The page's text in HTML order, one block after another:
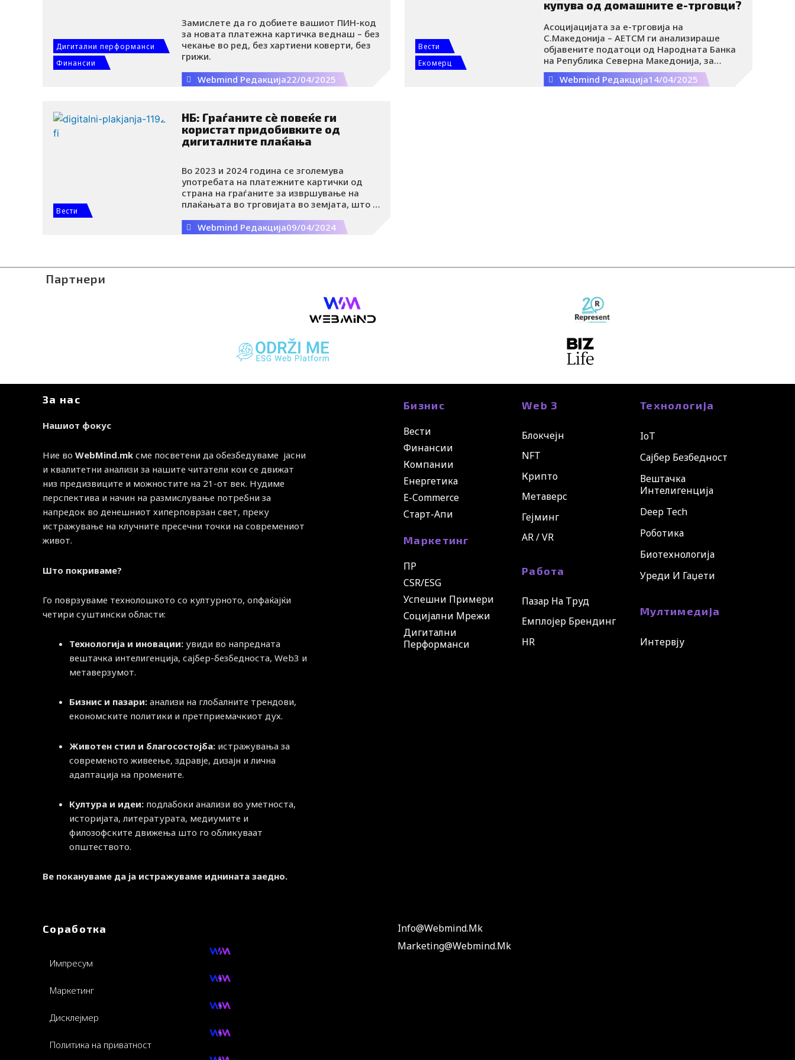
Дигитални перформанси
Финансии
Замислете да го добиете вашиот ПИН-код
за новата платежна картичка веднаш – без
чекање во ред, без хартиени коверти, без
грижи.
Webmind Редакција22/04/2025
Вести
Екомерц
купува од домашните е-трговци?
Асоцијацијата за е-трговија на
С.Македонија – АЕТСМ ги анализираше
објавените податоци од Народната Банка
на Република Северна Македонија, за
платежни трансакции со платежни картички
според типот на уредот (географска
Webmind Редакција14/04/2025
Вести
НБ: Граѓаните сѐ повеќе ги
користат придобивките од
дигиталните плаќања
Во 2023 и 2024 година се зголемува
употребата на платежните картички од
страна на граѓаните за извршување на
плаќањата во трговијата во земјата, што се
на бројот и вредноста на плаќањата при
што за 18 проценти е зголемен бројот на
Webmind Редакција09/04/2024
Партнери
За нас
Нашиот фокус
Ние во WebMind.mk сме посветени да обезбедуваме јасни
и квалитетни анализи за нашите читатели кои се движат
низ предизвиците и можностите на 21-от век. Нудиме
перспектива и начин на размислување потребни за
напредок во денешниот хиперповрзан свет, преку
истражување на клучните пресечни точки на современиот
живот.
Што покриваме?
Го поврзуваме технолошкото со културното, опфаќајќи
четири суштински области:
Технологија и иновации: увиди во напредната
вештачка интелигенција, сајбер-безбедноста, Web3 и
метаверзумот.
Бизнис и пазари: анализи на глобалните трендови,
економските политики и претприемачкиот дух.
Животен стил и благосостојба: истражувања за
современото живеење, здравје, дизајн и лична
адаптација на промените.
Култура и идеи: подлабоки анализи во уметноста,
историјата, литературата, медиумите и
филозофските движења што го обликуваат
општеството.
Ве покануваме да ја истражуваме иднината заедно.
Бизнис
Вести
Финансии
Компании
Енергетика
E-Commerce
Старт-Апи
Маркетинг
ПР
CSR/ESG
Успешни Примери
Социјални Мрежи
Дигитални
Перформанси
Web 3
Блокчејн
NFT
Крипто
Метаверс
Гејминг
AR / VR
Работа
Пазар На Труд
Емплојер Брендинг
HR
Технологија
IoT
Сајбер Безбедност
Вештачка
Интелигенција
Deep Tech
Роботика
Биотехнологија
Уреди И Гаџети
Мултимедија
Интервју
Соработка
Импресум
Маркетинг
Дисклејмер
Политика на приватност
Info@webmind.mk
Marketing@webmind.mk